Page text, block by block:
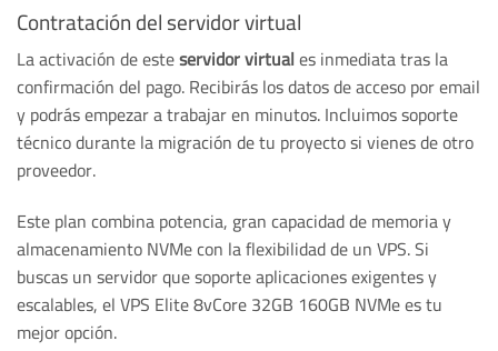
Contratación del servidor virtual
La activación de esteservidor virtuales inmediata tras la
confirmación del pago. Recibirás los datos de acceso por email
y podrás empezar a trabajar en minutos. Incluimos soporte
técnico durante la migración de tu proyecto si vienes de otro
proveedor.
Este plan combina potencia, gran capacidad de memoria y
almacenamiento NVMe con la flexibilidad de un VPS. Si
buscas un servidor que soporte aplicaciones exigentes y
escalables, el VPS Elite 8vCore 32GB 160GB NVMe es tu
mejor opción.